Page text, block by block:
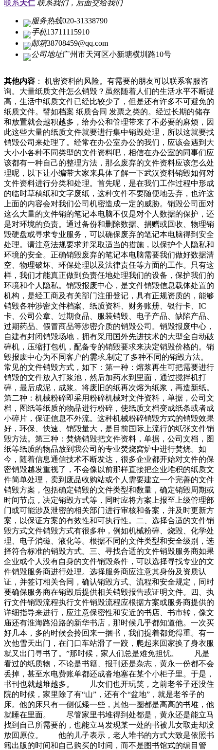
联系天仁 联系我们，后面交给我们
服务热线020-31338790
手机13711115910
邮箱38708459@qq.com
公司地址广州市天河区小新塘横圳路10号
其他内容 ： 机密资料的风险。有需要的朋友可以联系客服咨
询。大量纸质文件怎么销毁？虽然随着人们的生活水平不断提
高，生活中纸质文件已经比较少了，但是还有许多不可避免的
纸质文件。譬如档案 纸质合同 发票之类的。经过长期的储存
和放置就会越积越多，给办公和管理带来了不必要的麻烦，因
此这些大量的纸质文件就要进行集中销毁处理，所以这就要找
销毁公司来处理了。经常在办公室办公的我们，应该会遇到大
大小小各种不同类型的文件资料吧，相信在办公室的同事们应
该都有一种自己的整理方法，那么废弃的文件资料应该怎么处
理呢，以下让小编带大家来具体了解一下武汉资料销毁如何对
文件资料进行分类和处理。首先呢，是在我们工作过程中形成
的临时草稿纸和文字废纸，这种文件不要随便地丢弃，也许这
上面的内容会对我们公司机密造成一定的威胁。销毁公司面对
这么大量的文件销的笔记本电脑不仅是对个人数据的保护，还
是对环境的负责。通过备份和删除数据、捐赠或回收、物理销
毁硬盘或寻求专业服务，可以确保废弃的笔记本电脑得到安全
处理。请注意法规要求并采取适当的措施，以保护个人隐私和
环境的安全。正确销毁废弃的笔记本电脑需要我们做好数据清
空、物理破坏、环保处理以及法律责任等方面的工作。只有这
样，我们才能真正做到负责任地处理我们的设备，保护我们的
环境和个人隐私。销毁报废中心，是文件销毁信息载体处置的
机构，是经工商及有关部门注册登记，具有正规资质的，能够
销毁各种涉密文件档案、纸质资料、财务账册、银行卡、IC
卡、公司公章、过期食品、服装销毁、电子产品、缺陷产品、
过期药品、假冒商品等涉密介质的销毁公司。销毁报废中心，
自建有封闭销毁场地，拥有采用国外先进技术的大型全自动破
碎机，压缩打包机，配备专的销毁要求来决定销毁价格的。销
毁报废中心为不同客户的需求,制定了多种不同的销毁方法。
常见的文件销毁方式，如下：第一种：熔浆再生可把需要进行
销毁的文件放入打浆池，然后加药水到里面，通过搅拌机打
碎，最后成泥，成浆。将废旧的纸再次熔为纸浆，再造新纸。
第二种：机械粉碎即采用粉碎机械对文件资料，单据，公司文
档，图纸等纸质的物品进行粉碎，使纸质文档变成纸条或者成
小碎片，保证信息不外流。这种机械粉碎销毁方式的销毁效果
好，环保、快速、销毁量大，是目前国际上流行的纸张文件销
毁方法。第三种：焚烧销毁把文件资料，单据，公司文档，图
纸等纸质的物品放到我公司的专业焚烧窝炉中进行焚烧。如
今，随着信息通信技术不断发达，很多企业都开始对文件的保
密销毁越发重视了，不会像以前那样直接把企业堆积的纸质文
件简单处理，卖到废品收购站或个人需要建立一个完善的文件
销毁方案，包括确定销毁的文件类型和数量，确定销毁周期或
时间节点，决定销毁方式等，同时应将方案上报至上级管理部
门或可能涉及泄密的相关部门进行审核和备案，并及时更新方
案，以保证方案的有效性和可执行性。二、选择合适的文件销
毁方式文件销毁方式有很多种，例如机械粉碎、烧毁、化学处
理、电子消磁、液化等。根据不同的文件类型和安全级别，选
择符合标准的销毁方式。三、寻找合适的文件销毁服务商如果
企业或个人没有自身的文件销毁条件，可以选择寻找专业的文
件销毁服务商进行处理。选择服务商应注意其身份及资质认
证，并签订相关合同，确认销毁方式、流程和安全规定，同时
要确保服务商在销毁后提供相关销毁报告或证明文件。四、执
行文件销毁流程执行文件销毁流程应根据方案或服务商提供的
详细指导来进行，应注意保密性和安近的书店、书市转，像文
庙还有淮海路沿路的新华书店，那时候几乎都知道他。一次买
好几本，多的时候会拎回来一捆书，我们提着都觉得重。有一
次他雪天出门，在门口车站滑了一跤，爬起来回家换了身衣服
就又出门寻书了。”那时候，家人们总是难免担忧。 凡是
看过的纸质物，不论是书籍、报刊还是杂志，黄永一份都不会
丢掉，甚至水电费账单都还成沓地塞在某个小柜子里。于是，
书刊也就越堆越多。 儿女们也开玩笑，之前老爷子还没住
院的时候，家里除了有“山”，还有个“盆地”，就是老爷子的
床。他的床只有一侧低矮一些，其他一圈都是高高的书堆，他
就睡在里面。 尽管家里书堆得到处都是，黄永还是能立马
找到自己所需要的，也能立马发现某一处的书被儿女取走却没
放回原位。 他的儿子表示，老人堆书的方式大致是依照书
籍出版的时间和自己购买的时间，而不是图书馆式的编目管